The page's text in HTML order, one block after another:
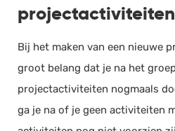
projectactiviteiten
Bij het maken van een nieuwe
groot belang dat je na het
projectactiviteiten nogmaals
ga je na of je geen activiteiten